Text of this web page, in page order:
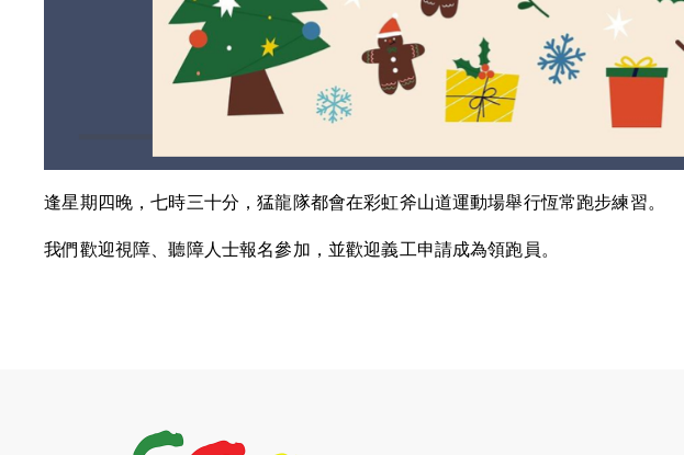
逢星期四晚，七時三十分，猛龍隊都會在彩虹斧山道運動場舉行恆常跑步練習。
我們歡迎視障、聽障人士報名參加，並歡迎義工申請成為領跑員。